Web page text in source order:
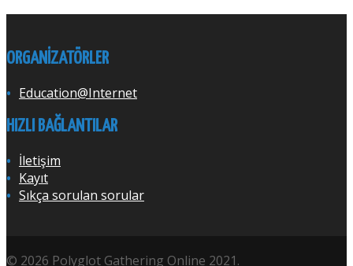
ORGANIZATÖRLER
Education@Internet
HIZLI BAĞLANTILAR
İletişim
Kayıt
Sıkça sorulan sorular
© 2026 Polyglot Gathering Online 2021.